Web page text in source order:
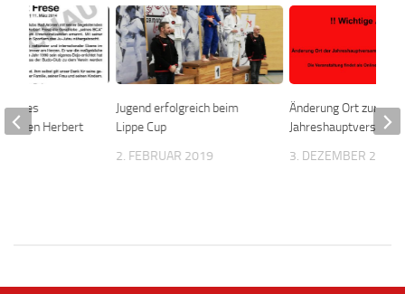
Jugend erfolgreich beim
Lippe Cup
2. FEBRUAR 2019
Änderung Ort zur
3. DEZEMBER 2020
Herbert